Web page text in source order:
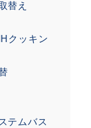
替え
クッキン
テムバス